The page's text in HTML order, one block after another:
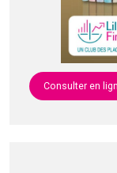
Consulter en